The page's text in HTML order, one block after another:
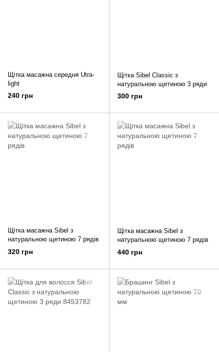
Щітка масажна середня Utra-
light
240 грн
Щітка Sibel Classic з
натуральною щетиною 3 ряди
300 грн
Щітка масажна Sibel з
натуральною щетиною 7 рядів
320 грн
Щітка масажна Sibel з
натуральною щетиною 7 рядів
440 грн